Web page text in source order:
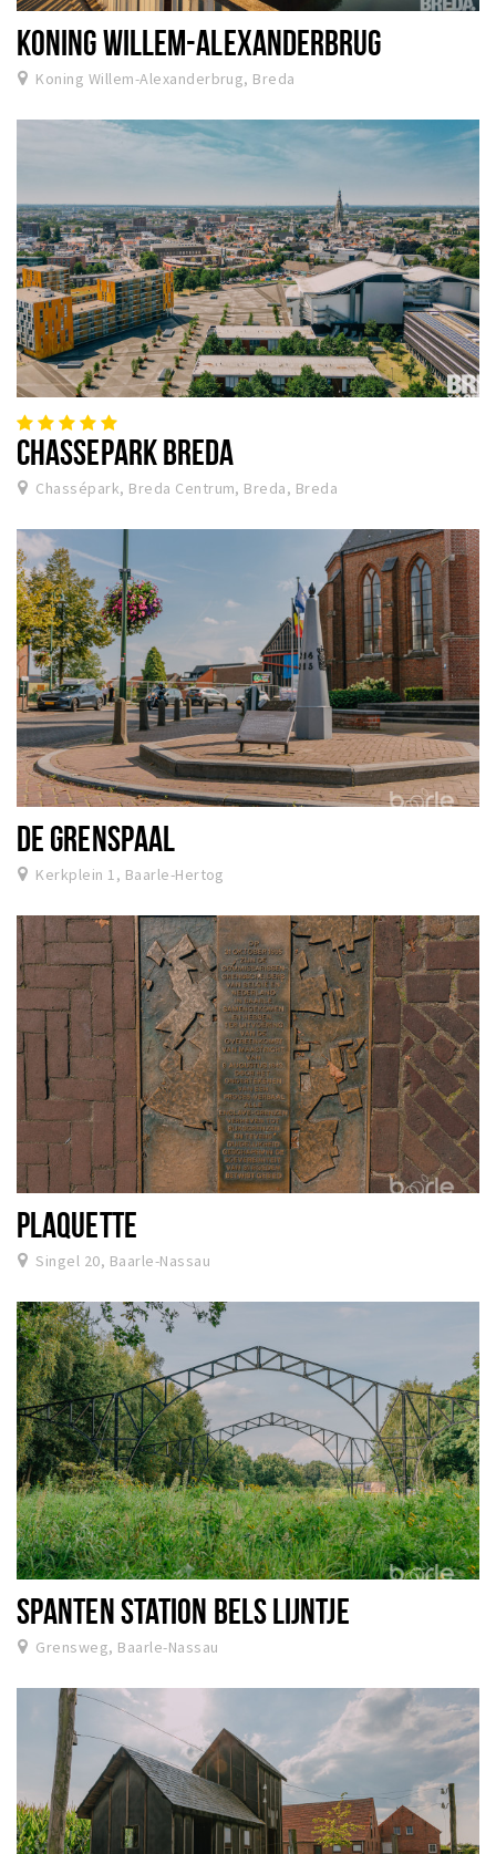
KONING WILLEM-ALEXANDERBRUG
Koning Willem-Alexanderbrug, Breda
CHASSEPARK BREDA
Chassépark, Breda Centrum, Breda, Breda
DE GRENSPAAL
Kerkplein 1, Baarle-Hertog
PLAQUETTE
Singel 20, Baarle-Nassau
SPANTEN STATION BELS LIJNTJE
Grensweg, Baarle-Nassau